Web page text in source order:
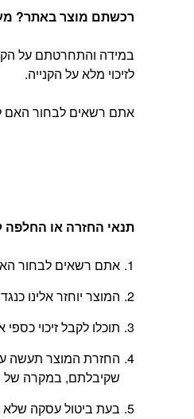
רכשתם מוצר באתר?
במידה והתחרטתם על
לזיכוי מלא על הקנייה.
אתם רשאים לבחור האם להחליף
תנאי החזרה או החלפה
אתם רשאים לבחור
המוצר יוחזר אלינו
תוכלו לקבל זיכוי כספי או
שקיבלתם, במקרה של
בעת ביטול עסקה שלא עקב פגם